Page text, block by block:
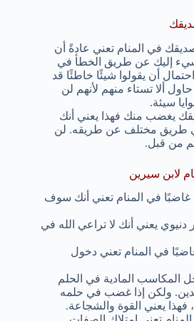
في المنام تعني عادةً أن
إليك عن طريق الخطأ في
احتمال أن يقولوا شيئًا خاطئًا قد
ألا تستاء منهم لأنهم لن
سيئة.
يغضب منك فهذا يعني أنك
طريق مختلف عن طريقه. لن
من قبل.
لابن سيرين
غاضبًا في المنام تعني أنك سوف
يعني أنك لا تراعي الله في
في المنام تعني دخول
المكاسب المادية في الحلم
ولكن إذا غضب في حلمه
فهذا يعني القوة والشجاعة.